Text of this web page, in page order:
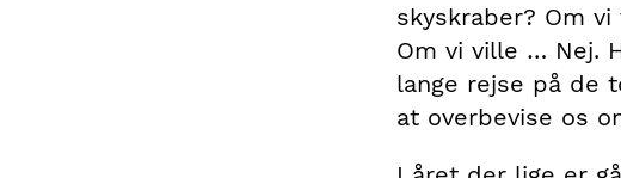
skyskraber? Om
Om vi ville … Nej.
lange rejse på de
at overbevise os